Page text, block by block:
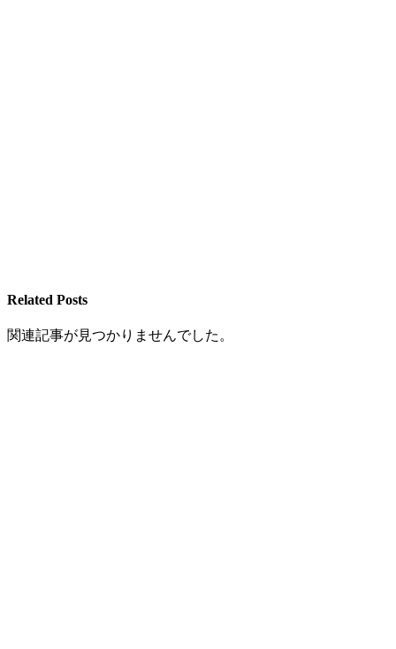
Related Posts
関連記事が見つかりませんでした。